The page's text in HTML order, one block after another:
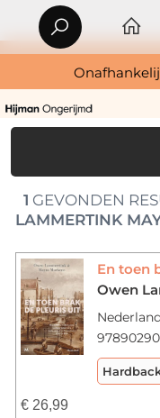
1 GEVONDEN
LAMMERTINK
En toen
Owen
€26,99